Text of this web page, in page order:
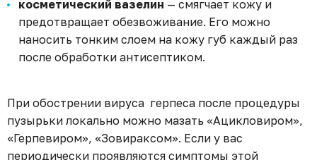
косметический вазелин — смягчает кожу и
предотвращает обезвоживание. Его можно
наносить тонким слоем на кожу губ каждый раз
после обработки антисептиком.
При обострении вируса герпеса после процедуры
пузырьки локально можно мазать «Ацикловиром»,
«Герпевиром», «Зовираксом». Если у вас
периодически проявляются симптомы этой